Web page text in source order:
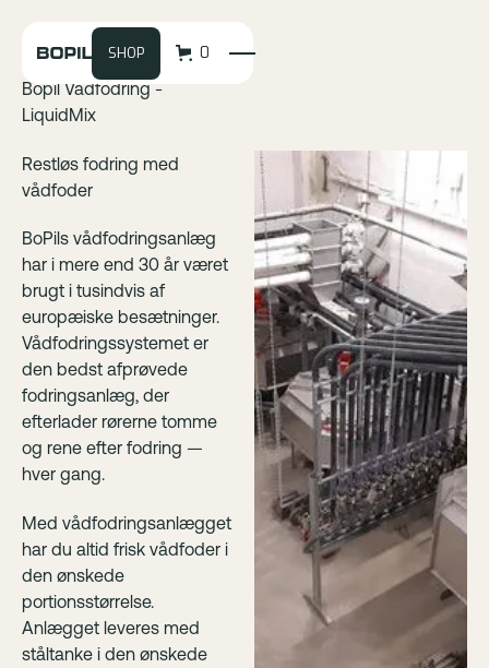
SHOP 0
Bopil Vådfodring -
LiquidMix
Restløs fodring med
vådfoder
BoPils vådfodringsanlæg
har i mere end 30 år været
brugt i tusindvis af
europæiske besætninger.
Vådfodringssystemet er
den bedst afprøvede
fodringsanlæg, der
efterlader rørerne tomme
og rene efter fodring —
hver gang.
Med vådfodringsanlægget
har du altid frisk vådfoder i
den ønskede
portionsstørrelse.
Anlægget leveres med
ståltanke i den ønskede